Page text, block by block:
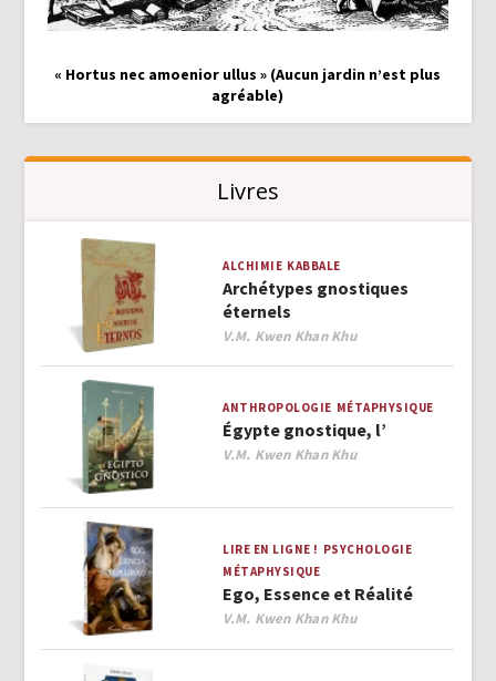
« Hortus nec amoenior ullus » (Aucun jardin n’est plus
agréable)
Livres
ALCHIMIE KABBALE
Archétypes gnostiques
éternels
Author
V.M. Kwen Khan Khu
ANTHROPOLOGIE MÉTAPHYSIQUE
Égypte gnostique, l’
Author
V.M. Kwen Khan Khu
LIRE EN LIGNE ! PSYCHOLOGIE
MÉTAPHYSIQUE
Ego, Essence et Réalité
Author
V.M. Kwen Khan Khu